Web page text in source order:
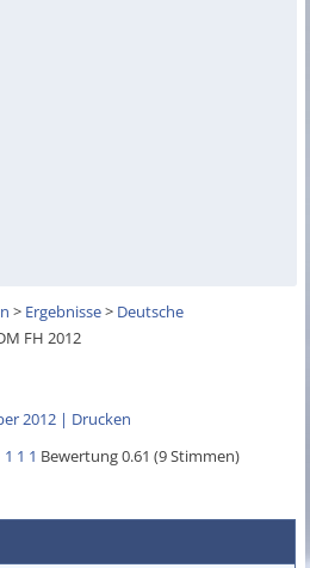
> Ergebnisse> Deutsche
FH 2012
2012 | Drucken
1 1 1 Bewertung 0.61 (9 Stimmen)